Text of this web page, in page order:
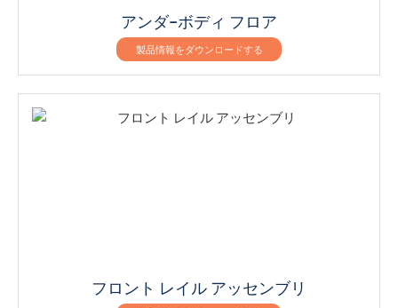
アンダ–ボディ フロア
製品情報をダウンロードする
フロント レイル アッセンブリ